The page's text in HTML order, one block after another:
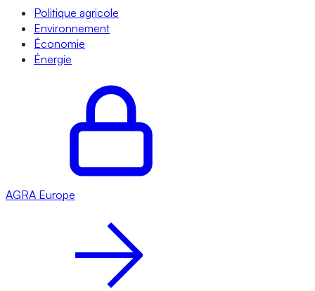
Politique agricole
Environnement
Économie
Énergie
AGRA Europe